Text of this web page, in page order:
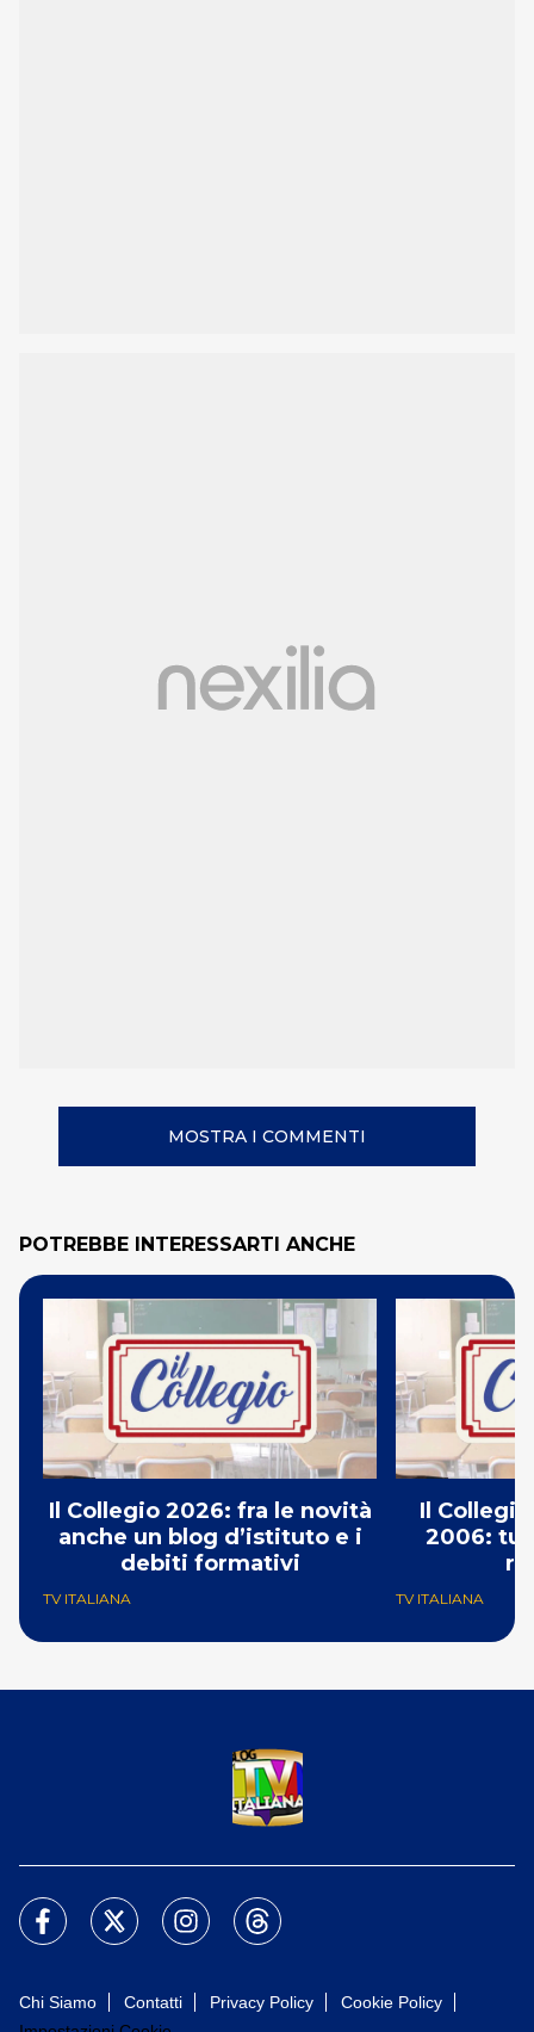
MOSTRA I COMMENTI
POTREBBE INTERESSARTI ANCHE
Il Collegio 2026: fra le novità
anche un blog d’istituto e i
debiti formativi
TV ITALIANA
Il
2006:
TV ITALIANA
Chi Siamo Contatti Privacy Policy
Cookie Policy